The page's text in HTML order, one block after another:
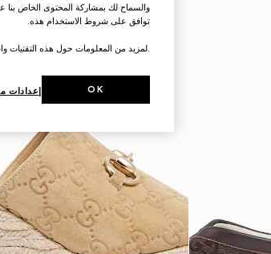
والسماح لك بمشاركة المحتوى الخاص بنا
توافق على شروط الاستخدام هذه.
.لمزيد من المعلومات حول هذه التقنيات
إعدادات OK